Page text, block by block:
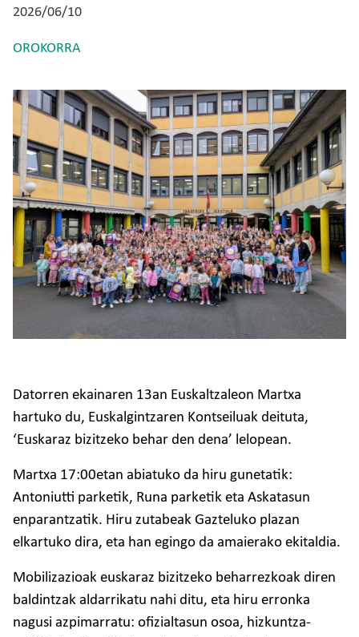
2026/06/10
OROKORRA
Irudia
Datorren ekainaren 13an Euskaltzaleon Martxa
hartuko du, Euskalgintzaren Kontseiluak deituta,
‘Euskaraz bizitzeko behar den dena’ lelopean.
Martxa 17:00etan abiatuko da hiru gunetatik:
Antoniutti parketik, Runa parketik eta Askatasun
enparantzatik. Hiru zutabeak Gazteluko plazan
elkartuko dira, eta han egingo da amaierako ekitaldia.
Mobilizazioak euskaraz bizitzeko beharrezkoak diren
baldintzak aldarrikatu nahi ditu, eta hiru erronka
nagusi azpimarratu: ofizialtasun osoa, hizkuntza-